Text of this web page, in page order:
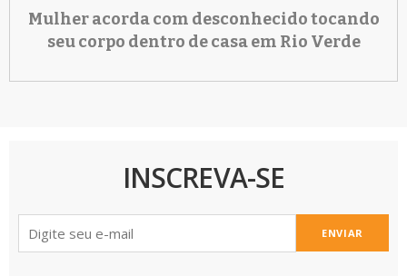
Mulher acorda com desconhecido tocando
seu corpo dentro de casa em Rio Verde
INSCREVA-SE
ENVIAR